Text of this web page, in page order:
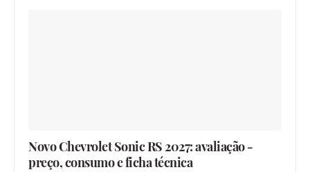
Novo Chevrolet Sonic RS 2027: avaliação -
preço, consumo e ficha técnica